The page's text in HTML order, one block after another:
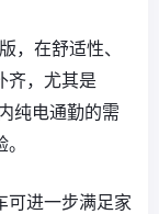
在舒适性、
齐，尤其是
纯电通勤的需
可进一步满足家